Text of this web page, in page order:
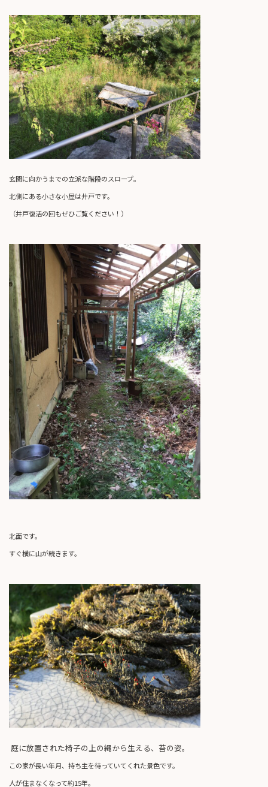
玄関に向かうまでの立派な階段のスロープ。
北側にある小さな小屋は井戸です。
（井戸復活の回もぜひご覧ください！）
北面です。
すぐ横に山が続きます。
庭に放置された椅子の上の縄から生える、苔の姿。
この家が長い年月、持ち主を待っていてくれた景色です。
人が住まなくなって約15年。